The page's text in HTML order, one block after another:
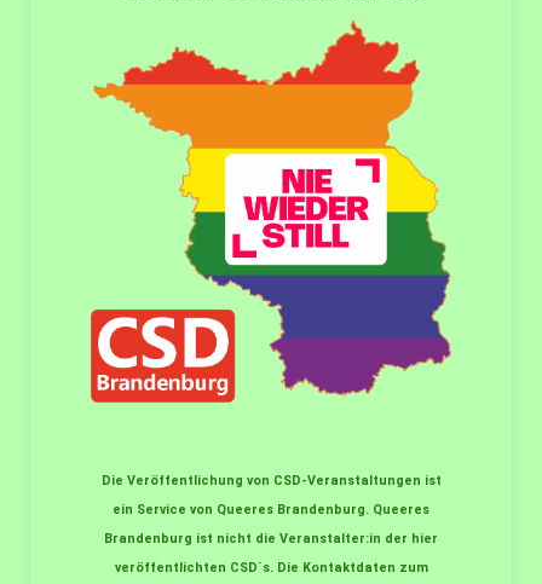
Die Veröffentlichung von CSD-Veranstaltungen ist
ein Service von Queeres Brandenburg. Queeres
Brandenburg ist nicht die Veranstalter:in der hier
veröffentlichten CSD´s. Die Kontaktdaten zum